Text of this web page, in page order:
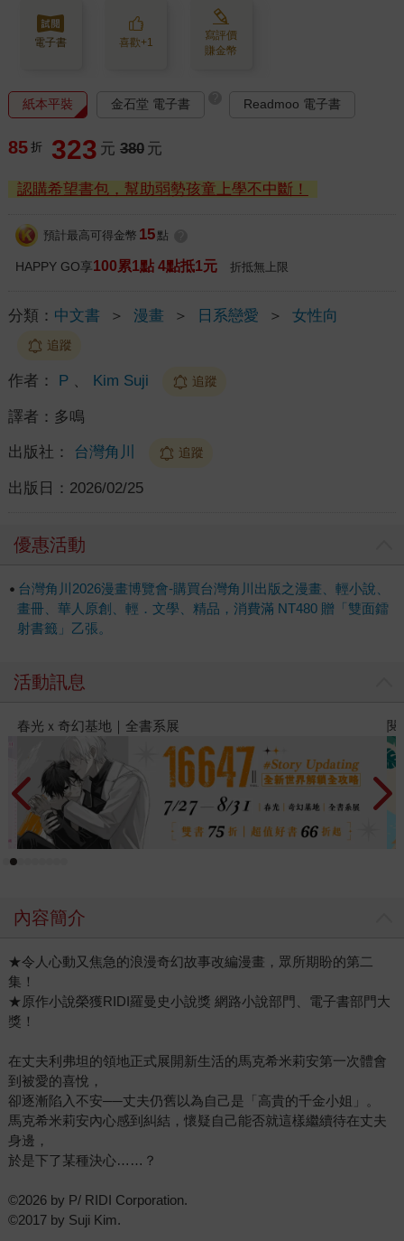
電子書 喜歡+1
寫評價
賺金幣
紙本平裝 金石堂 電子書 Readmoo 電子書
85 折 323 元 380 元
認購希望書包，幫助弱勢孩童上學不中斷！
預計最高可得金幣 15 點
HAPPY GO享100累1點 4點抵1元 折抵無上限
分類： 中文書 ＞ 漫畫 ＞ 日系戀愛 ＞ 女性向
追蹤
作者： P、 Kim Suji 追蹤
譯者： 多鳴
出版社： 台灣角川 追蹤
出版日： 2026/02/25
優惠活動
台灣角川2026漫畫博覽會-購買台灣角川出版之漫畫、輕小說、
畫冊、華人原創、輕．文學、精品，消費滿 NT480 贈「雙面鐳
射書籤」乙張。
活動訊息
閱讀漫遊錄-2026上半年暢銷榜
內容簡介
★令人心動又焦急的浪漫奇幻故事改編漫畫，眾所期盼的第二
集！
★原作小說榮獲RIDI羅曼史小說獎 網路小說部門、電子書部門大
獎！
在丈夫利弗坦的領地正式展開新生活的馬克希米莉安第一次體會
到被愛的喜悅，
卻逐漸陷入不安──丈夫仍舊以為自己是「高貴的千金小姐」。
馬克希米莉安內心感到糾結，懷疑自己能否就這樣繼續待在丈夫
身邊，
於是下了某種決心……？
©2026 by P/ RIDI Corporation.
©2017 by Suji Kim.